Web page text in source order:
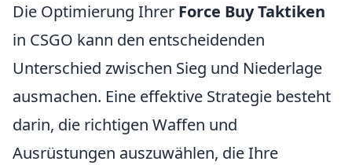
Die Optimierung Ihrer Force Buy Taktiken
in CSGO kann den entscheidenden
Unterschied zwischen Sieg und Niederlage
ausmachen. Eine effektive Strategie besteht
darin, die richtigen Waffen und
Ausrüstungen auszuwählen, die Ihre